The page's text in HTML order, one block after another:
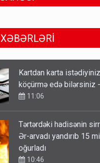
Tərtərdəki hadisənin sirri
Ər-arvadı yandırıb 15
oğurladı
Əhaliyə hava ilə bağlı
XƏBƏRDARLIQ - Saat
09:15